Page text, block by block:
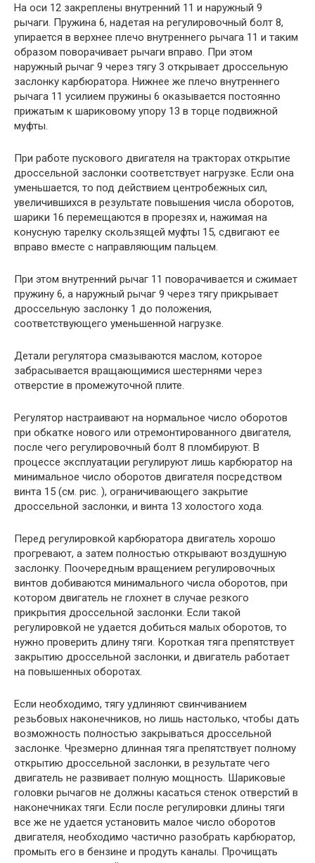
На оси 12 закреплены внутренний 11 и наружный 9
рычаги. Пружина 6, надетая на регулировочный болт 8,
упирается в верхнее плечо внутреннего рычага 11 и таким
образом поворачивает рычаги вправо. При этом
наружный рычаг 9 через тягу 3 открывает дроссельную
заслонку карбюратора. Нижнее же плечо внутреннего
рычага 11 усилием пружины 6 оказывается постоянно
прижатым к шариковому упору 13 в торце подвижной
муфты.
При работе пускового двигателя на тракторах открытие
дроссельной заслонки соответствует нагрузке. Если она
уменьшается, то под действием центробежных сил,
увеличившихся в результате повышения числа оборотов,
шарики 16 перемещаются в прорезях и, нажимая на
конусную тарелку скользящей муфты 15, сдвигают ее
вправо вместе с направляющим пальцем.
При этом внутренний рычаг 11 поворачивается и сжимает
пружину 6, а наружный рычаг 9 через тягу прикрывает
дроссельную заслонку 1 до положения,
соответствующего уменьшенной нагрузке.
Детали регулятора смазываются маслом, которое
забрасывается вращающимися шестернями через
отверстие в промежуточной плите.
Регулятор настраивают на нормальное число оборотов
при обкатке нового или отремонтированного двигателя,
после чего регулировочный болт 8 пломбируют. В
процессе эксплуатации регулируют лишь карбюратор на
минимальное число оборотов двигателя посредством
винта 15 (см. рис. ), ограничивающего закрытие
дроссельной заслонки, и винта 13 холостого хода.
Перед регулировкой карбюратора двигатель хорошо
прогревают, а затем полностью открывают воздушную
заслонку. Поочередным вращением регулировочных
винтов добиваются минимального числа оборотов, при
котором двигатель не глохнет в случае резкого
прикрытия дроссельной заслонки. Если такой
регулировкой не удается добиться малых оборотов, то
нужно проверить длину тяги. Короткая тяга препятствует
закрытию дроссельной заслонки, и двигатель работает
на повышенных оборотах.
Если необходимо, тягу удлиняют свинчиванием
резьбовых наконечников, но лишь настолько, чтобы дать
возможность полностью закрываться дроссельной
заслонке. Чрезмерно длинная тяга препятствует полному
открытию дроссельной заслонки, в результате чего
двигатель не развивает полную мощность. Шариковые
головки рычагов не должны касаться стенок отверстий в
наконечниках тяги. Если после регулировки длины тяги
все же не удается установить малое число оборотов
двигателя, необходимо частично разобрать карбюратор,
промыть его в бензине и продуть каналы. Прочищать